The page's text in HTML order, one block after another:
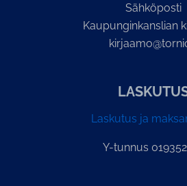
Sähköposti
Kaupunginkanslian
Laskutus ja
Y-tunnus